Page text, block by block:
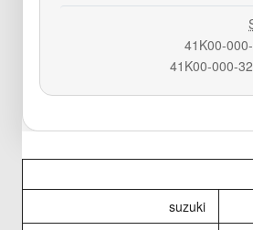
suzuki